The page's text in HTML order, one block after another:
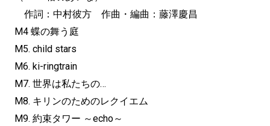
作詞：中村彼方 作曲・編曲：藤澤慶昌
M4 蝶の舞う庭
M5. child stars
M6. ki-ringtrain
M7. 世界は私たちの…
M8. キリンのためのレクイエム
M9. 約束タワー ～echo～